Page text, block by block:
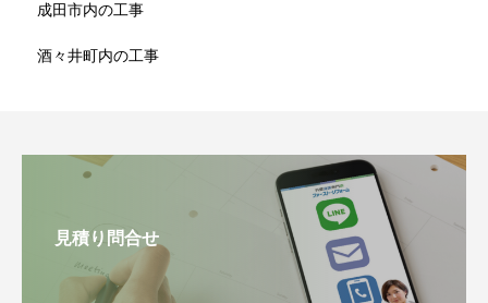
成田市内の工事
酒々井町内の工事
見積り問合せ